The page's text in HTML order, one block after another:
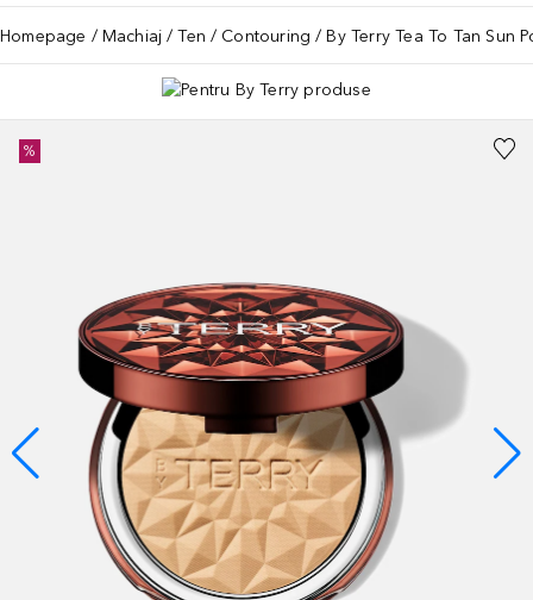
Homepage Machiaj Ten Contouring By Terry Tea To Tan Sun
%